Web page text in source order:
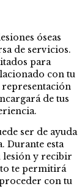
óseas
de servicios.
para
con tu
representación
de tus
ser de ayuda
Durante esta
lesión y recibir
te permitirá
con tu